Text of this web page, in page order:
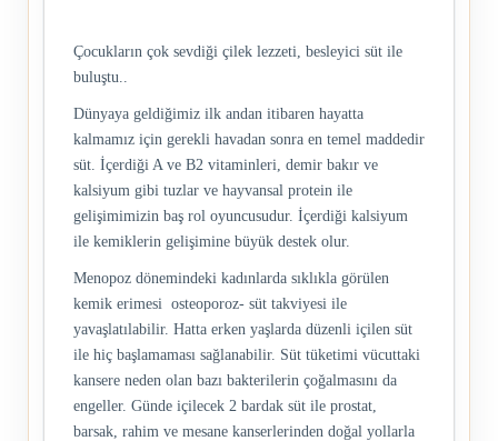
Çocukların çok sevdiği çilek lezzeti, besleyici süt ile
buluştu..
Dünyaya geldiğimiz ilk andan itibaren hayatta
kalmamız için gerekli havadan sonra en temel maddedir
süt. İçerdiği A ve B2 vitaminleri, demir bakır ve
kalsiyum gibi tuzlar ve hayvansal protein ile
gelişimimizin baş rol oyuncusudur. İçerdiği kalsiyum
ile kemiklerin gelişimine büyük destek olur.
Menopoz dönemindeki kadınlarda sıklıkla görülen
kemik erimesi osteoporoz- süt takviyesi ile
yavaşlatılabilir. Hatta erken yaşlarda düzenli içilen süt
ile hiç başlamaması sağlanabilir. Süt tüketimi vücuttaki
kansere neden olan bazı bakterilerin çoğalmasını da
engeller. Günde içilecek 2 bardak süt ile prostat,
barsak, rahim ve mesane kanserlerinden doğal yollarla